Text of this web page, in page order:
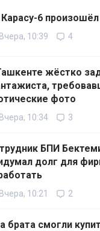
Карасу-6
Вчера, 10:39 4
жёстко
фото
Вчера, 10:34 3
БПИ
долг для
Вчера, 10:21 2
брата смогли